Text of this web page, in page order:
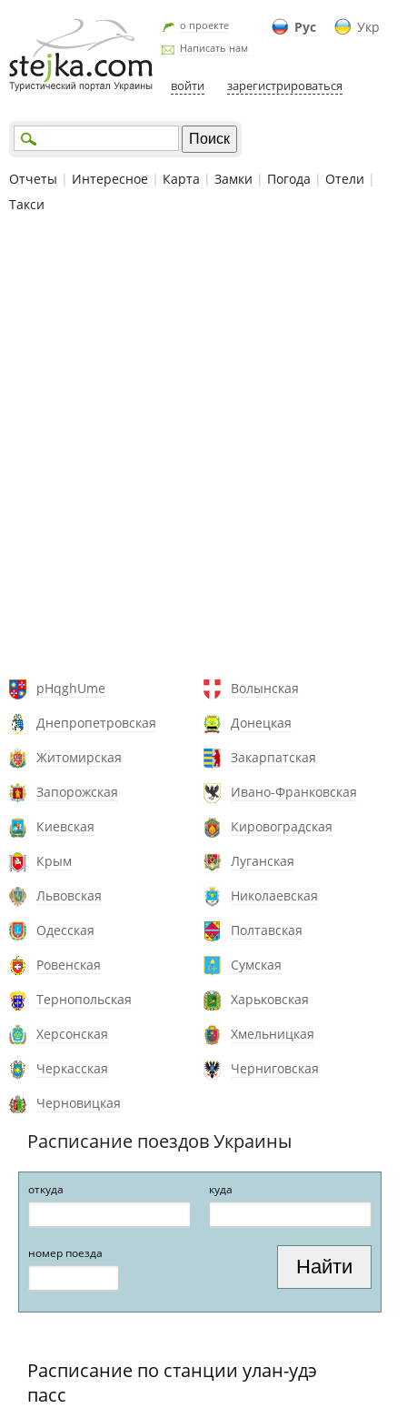
Рус Укр
о проекте
Написать нам
войти зарегистрироваться
Отчеты | Интересное | Карта | Замки | Погода | Отели |
Такси
pHqghUme
Волынская
Днепропетровская
Донецкая
Житомирская
Закарпатская
Запорожская
Ивано-Франковская
Киевская
Кировоградская
Крым
Луганская
Львовская
Николаевская
Одесская
Полтавская
Ровенская
Сумская
Тернопольская
Харьковская
Херсонская
Хмельницкая
Черкасская
Черниговская
Черновицкая
Расписание поездов Украины
откуда куда
номер поезда
Расписание по станции улан-удэ
пасс